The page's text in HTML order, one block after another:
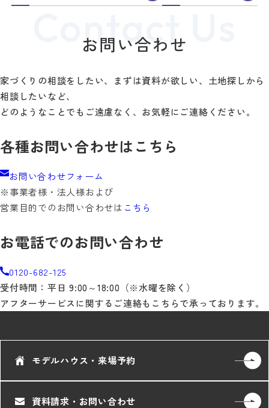
お問い合わせ
家づくりの相談をしたい、まずは資料が欲しい、土地探しから
相談したいなど、
どのようなことでもご遠慮なく、お気軽にご連絡ください。
各種お問い合わせはこちら
お問い合わせフォーム
※事業者様・法人様および
営業目的でのお問い合わせは こちら
お電話でのお問い合わせ
0120-682-125
受付時間：平日 9:00～18:00（※水曜を除く）
アフターサービスに関するご連絡もこちらで承っております。
モデルハウス・来場予約
資料請求・お問い合わせ